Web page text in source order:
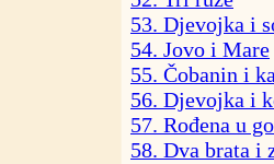
53. Djevojka i
54. Jovo i Mare
55. Čobanin i
56. Djevojka i
57. Rođena u
58. Dva brata i